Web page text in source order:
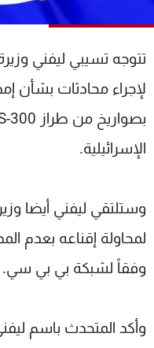
تتوجه تسيبي ليفني
لإجراء محادثات بشأن
الإسرائيلية.
وستلتقي ليفني أيضا
لمحاولة إقناعه بعدم
وفقاً لشبكة بي بي سي.
وأكد المتحدث باسم
شاهد البرامج
عن MTV
الإنـتـاج
لاعلاناتكم